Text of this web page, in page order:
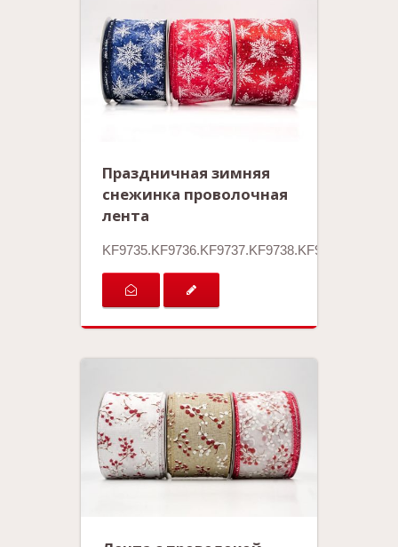
Праздничная зимняя
снежинка проволочная
лента